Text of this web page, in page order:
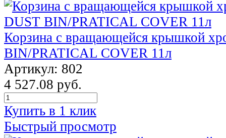
Корзина с вращающейся крышкой
BIN/PRATICAL COVER 11л
Артикул: 802
4 527.08 руб.
Купить в 1 клик
Быстрый просмотр